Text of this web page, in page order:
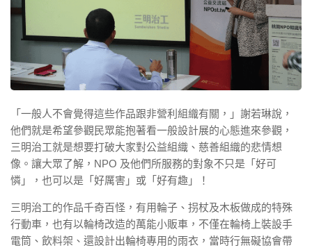
「一般人不會覺得這些作品跟非營利組織有關，」謝若琳說，
他們就是希望參觀民眾能抱著看一般設計展的心態進來參觀，
三明治工就是想要打破大家對公益組織、慈善組織的悲情想
像。讓大眾了解，NPO 及他們所服務的對象不只是「好可
憐」，也可以是「好厲害」或「好有趣」！
三明治工的作品千奇百怪，有用輪子、拐杖及木板做成的特殊
行動車，也有以輪椅改造的萬能小販車，不僅在輪椅上裝設手
電筒、飲料架、還設計出輪椅專用的雨衣，當時行無礙協會帶